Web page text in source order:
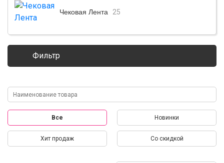
Чековая Лента 25
Фильтр
Все Новинки
Хит продаж Со скидкой